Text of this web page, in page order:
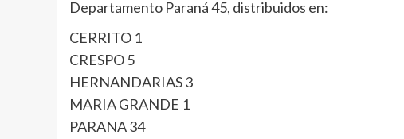
Departamento Paraná 45, distribuidos en:
CERRITO 1
CRESPO 5
HERNANDARIAS 3
MARIA GRANDE 1
PARANA 34